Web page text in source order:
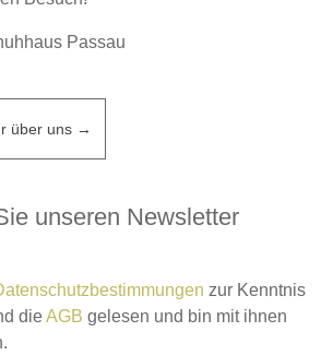
Passau
über uns →
unseren Newsletter
zur Kenntnis
dieAGB gelesen und bin mit ihnen